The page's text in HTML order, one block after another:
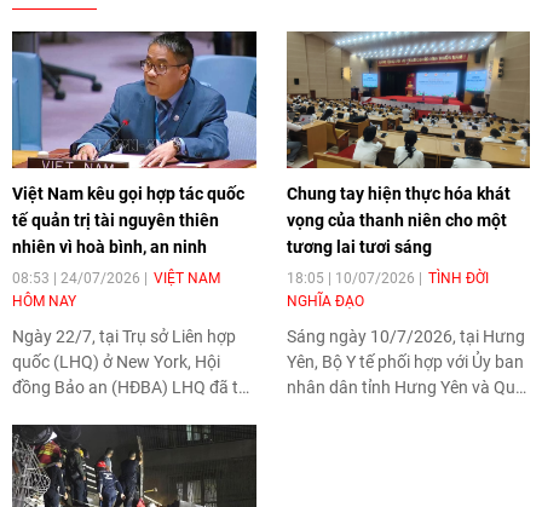
Việt Nam kêu gọi hợp tác quốc
tế quản trị tài nguyên thiên
nhiên vì hoà bình, an ninh
08:53 | 24/07/2026
VIỆT NAM
HÔM NAY
Ngày 22/7, tại Trụ sở Liên hợp
quốc (LHQ) ở New York, Hội
đồng Bảo an (HĐBA) LHQ đã tổ
cao với chủ đề “Quản trị tài
nguyên thiên nhiên: Nền tảng
của hoà bình, an ninh và thịnh
Chung tay hiện thực hóa khát
vọng của thanh niên cho một
tương lai tươi sáng
18:05 | 10/07/2026
TÌNH ĐỜI
NGHĨA ĐẠO
Sáng ngày 10/7/2026, tại Hưng
Yên, Bộ Y tế phối hợp với Ủy ban
nhân dân tỉnh Hưng Yên và Quỹ